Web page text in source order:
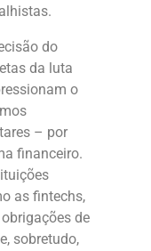
do
da luta
o
– por
financeiro.
as fintechs,
de
sobretudo,